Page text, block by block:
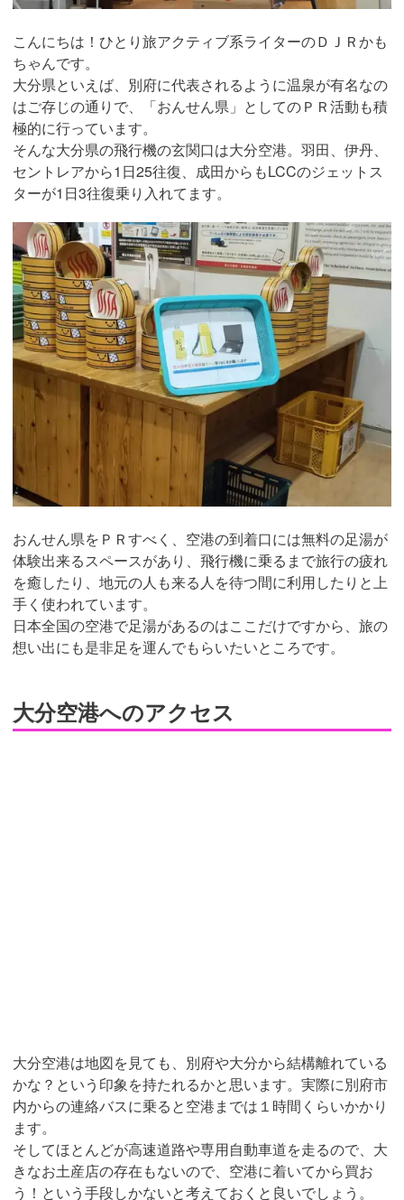
こんにちは！ひとり旅アクティブ系ライターのＤＪＲかも
ちゃんです。
大分県といえば、別府に代表されるように温泉が有名なの
はご存じの通りで、「おんせん県」としてのＰＲ活動も積
極的に行っています。
そんな大分県の飛行機の玄関口は大分空港。羽田、伊丹、
セントレアから1日25往復、成田からもLCCのジェットス
ターが1日3往復乗り入れてます。
おんせん県をＰＲすべく、空港の到着口には無料の足湯が
体験出来るスペースがあり、飛行機に乗るまで旅行の疲れ
を癒したり、地元の人も来る人を待つ間に利用したりと上
手く使われています。
日本全国の空港で足湯があるのはここだけですから、旅の
想い出にも是非足を運んでもらいたいところです。
大分空港へのアクセス
大分空港は地図を見ても、別府や大分から結構離れている
かな？という印象を持たれるかと思います。実際に別府市
内からの連絡バスに乗ると空港までは１時間くらいかかり
ます。
そしてほとんどが高速道路や専用自動車道を走るので、大
きなお土産店の存在もないので、空港に着いてから買お
う！という手段しかないと考えておくと良いでしょう。